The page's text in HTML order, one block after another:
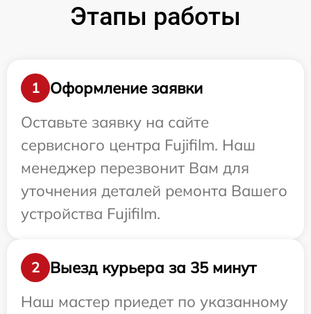
Этапы работы
1
Оформление заявки
Оставьте заявку на сайте
сервисного центра Fujifilm. Наш
менеджер перезвонит Вам для
уточнения деталей ремонта Вашего
устройства Fujifilm.
2
Выезд курьера за 35 минут
Наш мастер приедет по указанному